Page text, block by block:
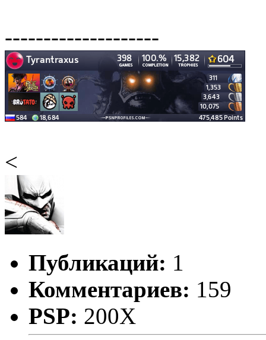
--------------------
<
Публикаций: 1
Комментариев: 159
PSP: 200X